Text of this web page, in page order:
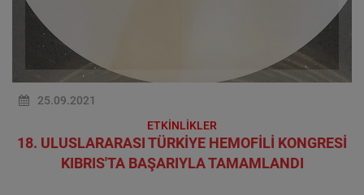
25.09.2021
ETKİNLİKLER
18. ULUSLARARASI TÜRKİYE HEMOFİLİ KONGRESİ
KIBRIS'TA BAŞARIYLA TAMAMLANDI